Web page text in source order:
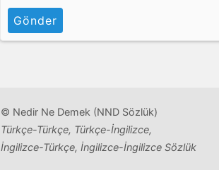
Gönder
© Nedir Ne Demek (NND Sözlük)
Türkçe-Türkçe, Türkçe-İngilizce,
İngilizce-Türkçe, İngilizce-İngilizce Sözlük